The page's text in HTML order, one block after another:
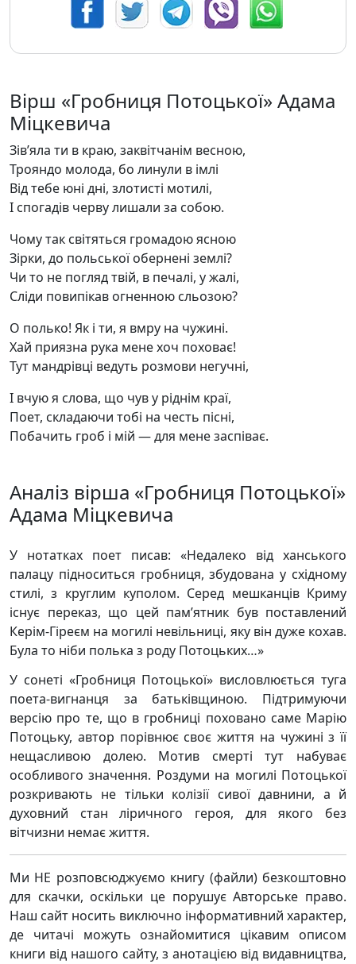
Вірш «Гробниця Потоцької» Адама
Міцкевича
Зів’яла ти в краю, заквітчанім весною,
Трояндо молода, бо линули в імлі
Від тебе юні дні, злотисті мотилі,
I спогадів черву лишали за собою.
Чому так світяться громадою ясною
Зірки, до польської обернені землі?
Чи то не погляд твій, в печалі, у жалі,
Сліди повипікав огненною сльозою?
О полько! Як і ти, я вмру на чужині.
Хай приязна рука мене хоч поховає!
Тут мандрівці ведуть розмови негучні,
І вчую я слова, що чув у ріднім краї,
Поет, складаючи тобі на честь пісні,
Побачить гроб і мій — для мене заспіває.
Аналіз вірша «Гробниця Потоцької»
Адама Міцкевича
У нотатках поет писав: «Недалеко від ханського
палацу підноситься гробниця, збудована у східному
стилі, з круглим куполом. Серед мешканців Криму
існує переказ, що цей пам’‎ятник був поставлений
Керім-Гіреєм на могилі невільниці, яку він дуже кохав.
Була то ніби полька з роду Потоцьких…»
У сонеті «Гробниця Потоцької» висловлюється туга
поета-вигнанця за батьківщиною. Підтримуючи
версію про те, що в гробниці поховано саме Марію
Потоцьку, автор порівнює своє життя на чужині з її
нещасливою долею. Мотив смерті тут набуває
особливого значення. Роздуми на могилі Потоцької
розкривають не тільки колізії сивої давнини, а й
духовний стан ліричного героя, для якого без
вітчизни немає життя.
Ми НЕ розповсюджуємо книгу (файли) безкоштовно
для скачки, оскільки це порушує Авторське право.
Наш сайт носить виключно інформативний характер,
де читачі можуть ознайомитися цікавим описом
книги від нашого сайту, з анотацією від видавництва,